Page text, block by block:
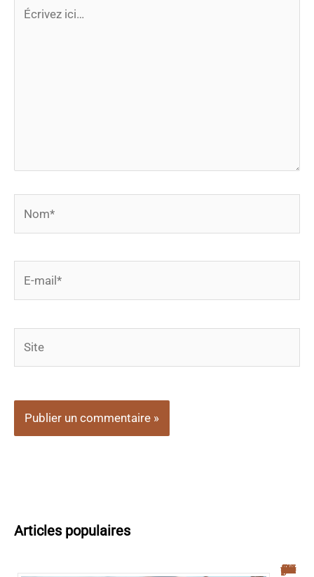
Articles populaires
Navette aéroport Palerme : guide complet pour un transfert facile vers le centre-ville